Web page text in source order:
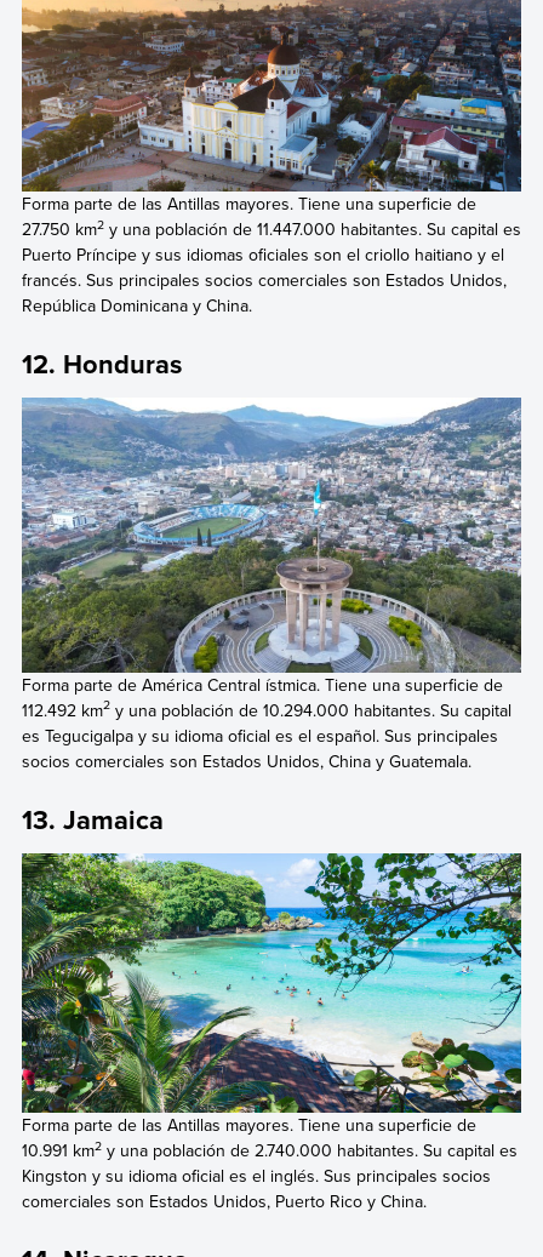
Forma parte de las Antillas mayores. Tiene una superficie de
27.750 km2y una población de 11.447.000 habitantes. Su capital es
Puerto Príncipe y sus idiomas oficiales son el criollo haitiano y el
francés. Sus principales socios comerciales son Estados Unidos,
República Dominicana y China.
12. Honduras
Forma parte de América Central ístmica. Tiene una superficie de
112.492 km2y una población de 10.294.000 habitantes. Su capital
es Tegucigalpa y su idioma oficial es el español. Sus principales
socios comerciales son Estados Unidos, China y Guatemala.
13. Jamaica
Forma parte de las Antillas mayores. Tiene una superficie de
10.991 km2y una población de 2.740.000 habitantes. Su capital es
Kingston y su idioma oficial es el inglés. Sus principales socios
comerciales son Estados Unidos, Puerto Rico y China.